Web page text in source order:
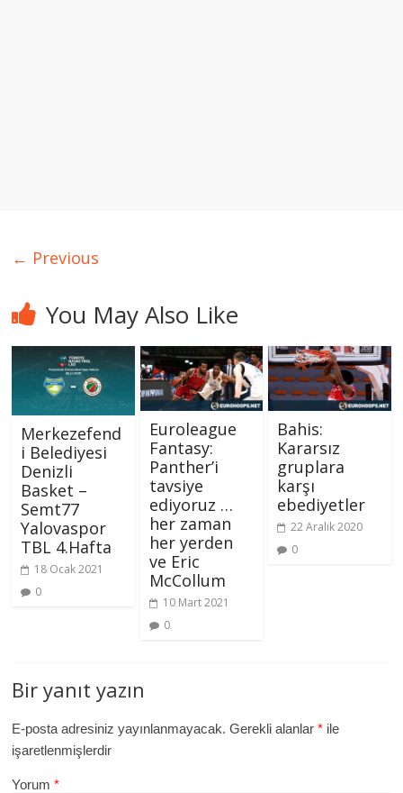
← Previous
You May Also Like
Merkezefend
i Belediyesi
Denizli
Basket –
Semt77
Yalovaspor
TBL 4.Hafta
18 Ocak 2021
0
Euroleague
Fantasy:
Panther’i
tavsiye
ediyoruz …
her zaman
her yerden
ve Eric
McCollum
10 Mart 2021
0
Bahis:
Kararsız
gruplara
karşı
ebediyetler
22 Aralık 2020
0
Bir yanıt yazın
E-posta adresiniz yayınlanmayacak. Gerekli alanlar* ile
işaretlenmişlerdir
Yorum*